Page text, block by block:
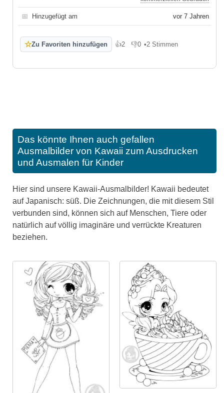
📅 Hinzugefügt am vor 7 Jahren
☆Zu Favoriten hinzufügen 👍2
Gefällt mir
👎0
Gefällt mir nicht
•2 Stimmen
Das könnte Ihnen auch gefallen
Ausmalbilder von Kawaii zum Ausdrucken
und Ausmalen für Kinder
Hier sind unsere Kawaii-Ausmalbilder! Kawaii bedeutet
auf Japanisch: süß. Die Zeichnungen, die mit diesem Stil
verbunden sind, können sich auf Menschen, Tiere oder
natürlich auf völlig imaginäre und verrückte Kreaturen
beziehen.